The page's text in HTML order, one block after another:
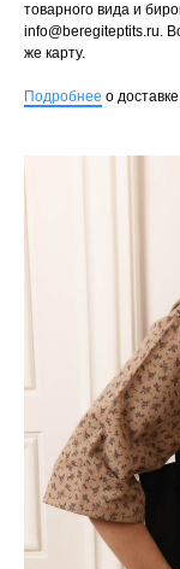
товарного вида и
info@beregiteptits.ru.
же карту.
Подробнее о